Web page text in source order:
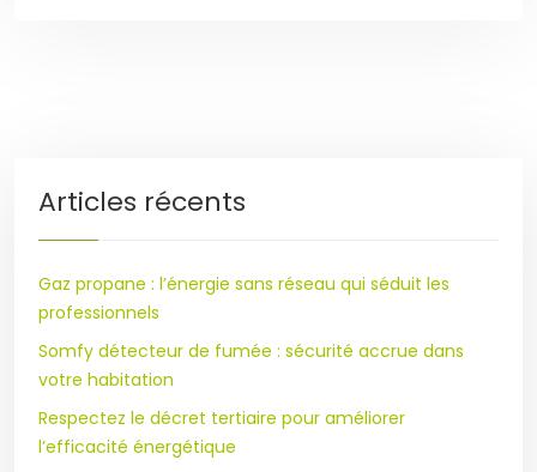
Articles récents
Gaz propane : l’énergie sans réseau qui séduit les
professionnels
Somfy détecteur de fumée : sécurité accrue dans
votre habitation
Respectez le décret tertiaire pour améliorer
l’efficacité énergétique